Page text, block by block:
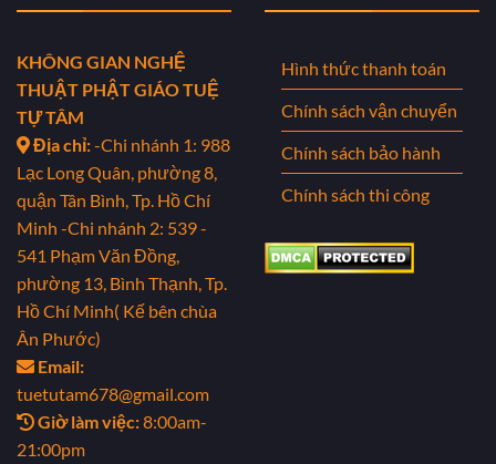
KHÔNG GIAN NGHỆ
THUẬT PHẬT GIÁO TUỆ
TỰ TÂM
Địa chỉ:-Chi nhánh 1: 988
Lạc Long Quân, phường 8,
quận Tân Bình, Tp. Hồ Chí
Minh -Chi nhánh 2: 539 -
541 Phạm Văn Đồng,
phường 13, Bình Thạnh, Tp.
Hồ Chí Minh( Kế bên chùa
Ân Phước)
Email:
tuetutam678@gmail.com
Giờ làm việc:8:00am-
21:00pm
Hình thức thanh toán
Chính sách vận chuyển
Chính sách bảo hành
Chính sách thi công